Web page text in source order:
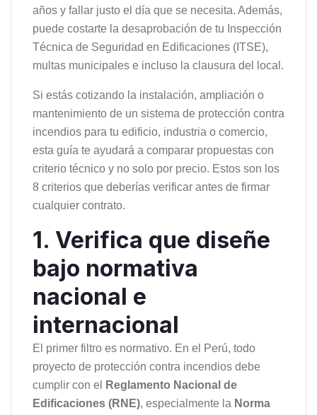
años y fallar justo el día que se necesita. Además,
puede costarte la desaprobación de tu Inspección
Técnica de Seguridad en Edificaciones (ITSE),
multas municipales e incluso la clausura del local.
Si estás cotizando la instalación, ampliación o
mantenimiento de un sistema de protección contra
incendios para tu edificio, industria o comercio,
esta guía te ayudará a comparar propuestas con
criterio técnico y no solo por precio. Estos son los
8 criterios que deberías verificar antes de firmar
cualquier contrato.
1. Verifica que diseñe
bajo normativa
nacional e
internacional
El primer filtro es normativo. En el Perú, todo
proyecto de protección contra incendios debe
cumplir con el
Reglamento Nacional de
Edificaciones (RNE), especialmente la Norma